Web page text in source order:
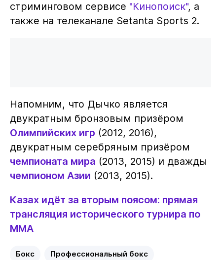
стриминговом сервисе "Кинопоиск", а
также на телеканале Setanta Sports 2.
Напомним, что Дычко является
двукратным бронзовым призёром
Олимпийских игр (2012, 2016),
двукратным серебряным призёром
чемпионата мира (2013, 2015) и дважды
чемпионом Азии (2013, 2015).
Казах идёт за вторым поясом: прямая
трансляция исторического турнира по
ММА
Бокс Профессиональный бокс